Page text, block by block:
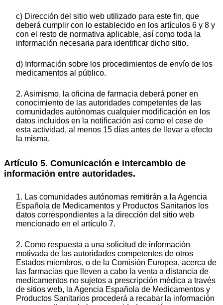
c) Dirección del sitio web utilizado para este fin, que
deberá cumplir con lo establecido en los artículos 6 y 8 y
con el resto de normativa aplicable, así como toda la
información necesaria para identificar dicho sitio.
d) Información sobre los procedimientos de envío de los
medicamentos al público.
2. Asimismo, la oficina de farmacia deberá poner en
conocimiento de las autoridades competentes de las
comunidades autónomas cualquier modificación en los
datos incluidos en la notificación así como el cese de
esta actividad, al menos 15 días antes de llevar a efecto
la misma.
Artículo 5. Comunicación e intercambio de
información entre autoridades.
1. Las comunidades autónomas remitirán a la Agencia
Española de Medicamentos y Productos Sanitarios los
datos correspondientes a la dirección del sitio web
mencionado en el artículo 7.
2. Como respuesta a una solicitud de información
motivada de las autoridades competentes de otros
Estados miembros, o de la Comisión Europea, acerca de
las farmacias que lleven a cabo la venta a distancia de
medicamentos no sujetos a prescripción médica a través
de sitios web, la Agencia Española de Medicamentos y
Productos Sanitarios procederá a recabar la información